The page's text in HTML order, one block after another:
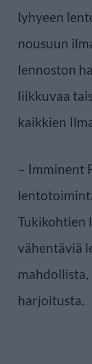
lyhyeen
nousuun
lennoston
liikkuvaa
kaikkien
– Imminent
Tukikohtien
vähentäviä
harjoitusta.